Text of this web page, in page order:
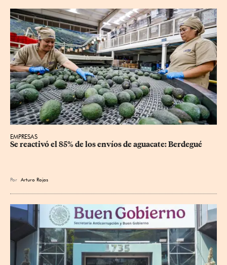
EMPRESAS
Se reactivó el 85% de los envíos de aguacate: Berdegué
Por Arturo Rojas